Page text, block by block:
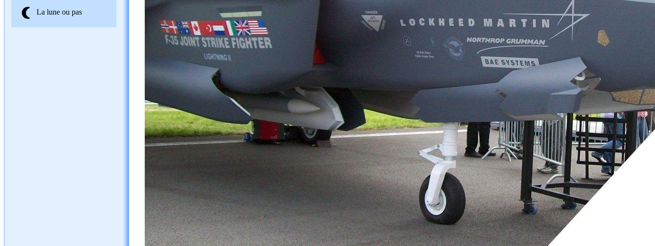
La lune ou pas